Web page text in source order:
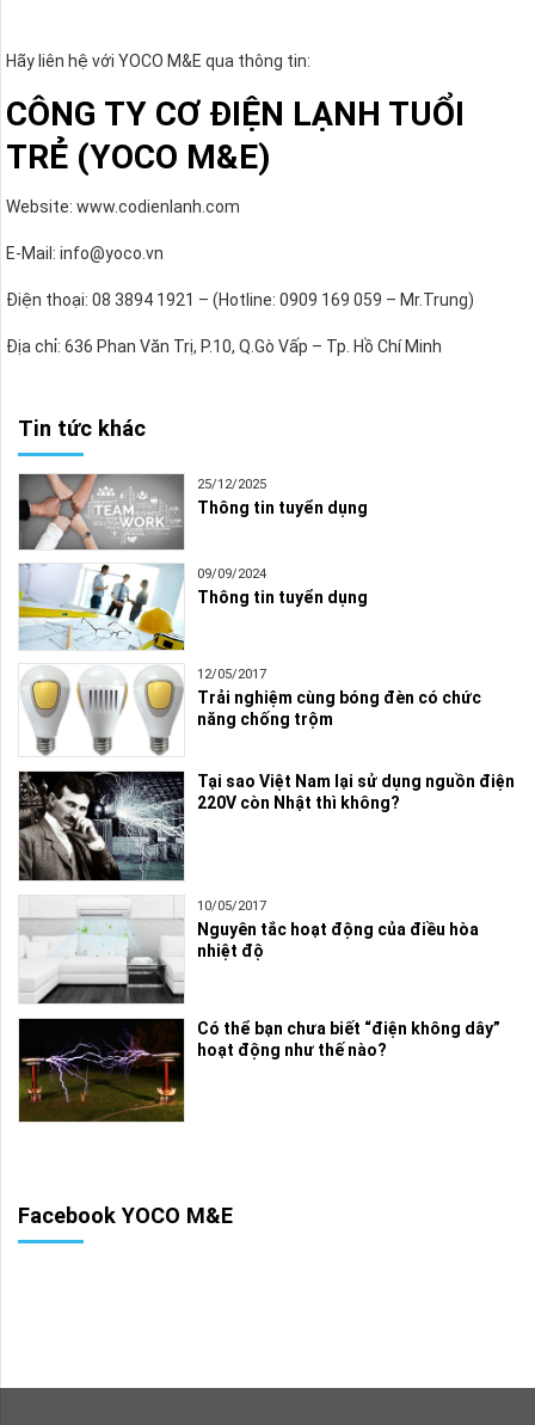
Hãy liên hệ với YOCO M&E qua thông tin:
CÔNG TY CƠ ĐIỆN LẠNH TUỔI
TRẺ (YOCO M&E)
Website: www.codienlanh.com
E-Mail: info@yoco.vn
Điện thoại: 08 3894 1921 – (Hotline: 0909 169 059 – Mr.Trung)
Địa chỉ: 636 Phan Văn Trị, P.10, Q.Gò Vấp – Tp. Hồ Chí Minh
Tin tức khác
25/12/2025
Thông tin tuyển dụng
09/09/2024
Thông tin tuyển dụng
12/05/2017
Trải nghiệm cùng bóng đèn có chức
năng chống trộm
Tại sao Việt Nam lại sử dụng nguồn điện
220V còn Nhật thì không?
10/05/2017
Nguyên tắc hoạt động của điều hòa
nhiệt độ
Có thể bạn chưa biết “điện không dây”
hoạt động như thế nào?
Facebook YOCO M&E